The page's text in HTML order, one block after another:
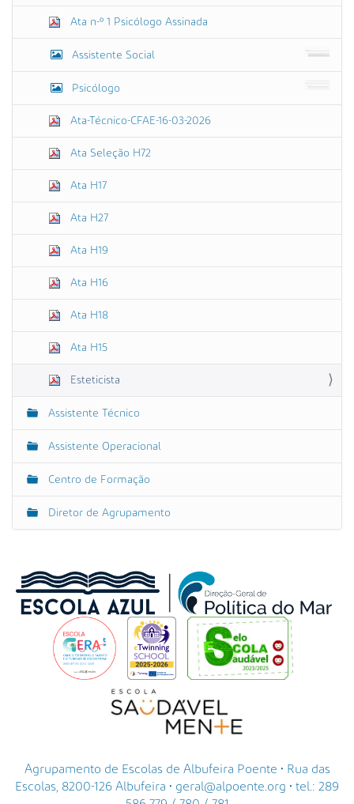
Ata n-º 1 Psicólogo Assinada
Assistente Social
Psicólogo
Ata-Técnico-CFAE-16-03-2026
Ata Seleção H72
Ata H17
Ata H27
Ata H19
Ata H16
Ata H18
Ata H15
Esteticista
Assistente Técnico
Assistente Operacional
Centro de Formação
Diretor de Agrupamento
Agrupamento de Escolas de Albufeira Poente • Rua das
Escolas, 8200-126 Albufeira • geral@alpoente.org • tel.: 289